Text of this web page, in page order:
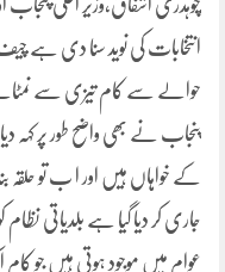
چوہدری اشفاق،وزیر اعلی پنجاب
انتخابات کی نوید سنا دی ہے
حوالے سے کام تیزی سے
پنجاب نے بھی واضح طور پر کہہ
کے خواہاں ہیں اور ا ب تو
جاری کر دیا گیا ہے بلدیاتی
عوام میں موجود ہوتی ہیں جو کام